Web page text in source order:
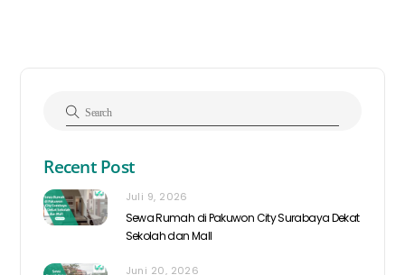
Recent Post
Juli 9, 2026
Sewa Rumah di Pakuwon City Surabaya Dekat
Sekolah dan Mall
Juni 20, 2026